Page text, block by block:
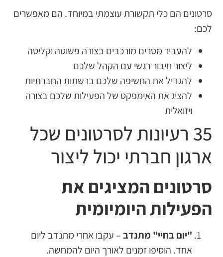
סרטונים הם כלי תקשורת עוצמתי במיוחד. הם מאפשרים
לכם:
להעביר מסרים מורכבים בצורה פשוטה וקליטה
ליצור חיבור רגשי עם הקהל שלכם
להגדיל את החשיפה שלכם ברשתות החברתיות
להציג את האימפקט של הפעילות שלכם בצורה
ויזואלית
35 רעיונות לסרטונים שכל
ארגון חברתי יכול ליצור
סרטונים המציגים את
הפעילות היומיומית
"יום בחיי" מתנדב– עקבו אחרי מתנדב ליום
אחד. הוסיפו זמנים לאורך היום להמחשה.